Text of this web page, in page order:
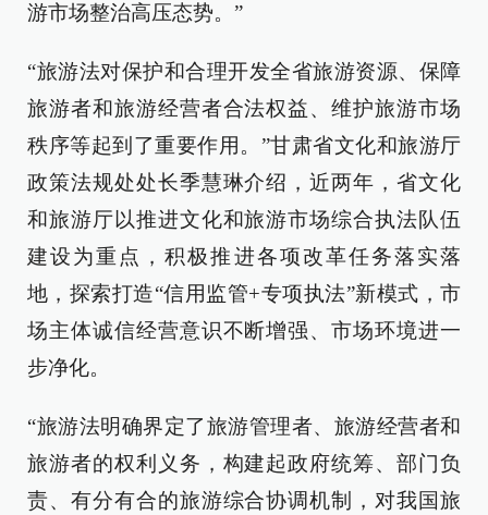
游市场整治高压态势。”
“旅游法对保护和合理开发全省旅游资源、保障
旅游者和旅游经营者合法权益、维护旅游市场
秩序等起到了重要作用。”甘肃省文化和旅游厅
政策法规处处长季慧琳介绍，近两年，省文化
和旅游厅以推进文化和旅游市场综合执法队伍
建设为重点，积极推进各项改革任务落实落
地，探索打造“信用监管+专项执法”新模式，市
场主体诚信经营意识不断增强、市场环境进一
步净化。
“旅游法明确界定了旅游管理者、旅游经营者和
旅游者的权利义务，构建起政府统筹、部门负
责、有分有合的旅游综合协调机制，对我国旅